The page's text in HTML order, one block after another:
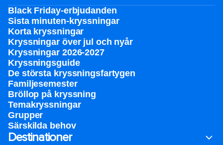
Black Friday-erbjudanden
Sista minuten-kryssningar
Korta kryssningar
Kryssningar över jul och nyår
Kryssningar 2026-2027
Kryssningsguide
De största kryssningsfartygen
Familjesemester
Bröllop på kryssning
Temakryssningar
Grupper
Särskilda behov
Destinationer